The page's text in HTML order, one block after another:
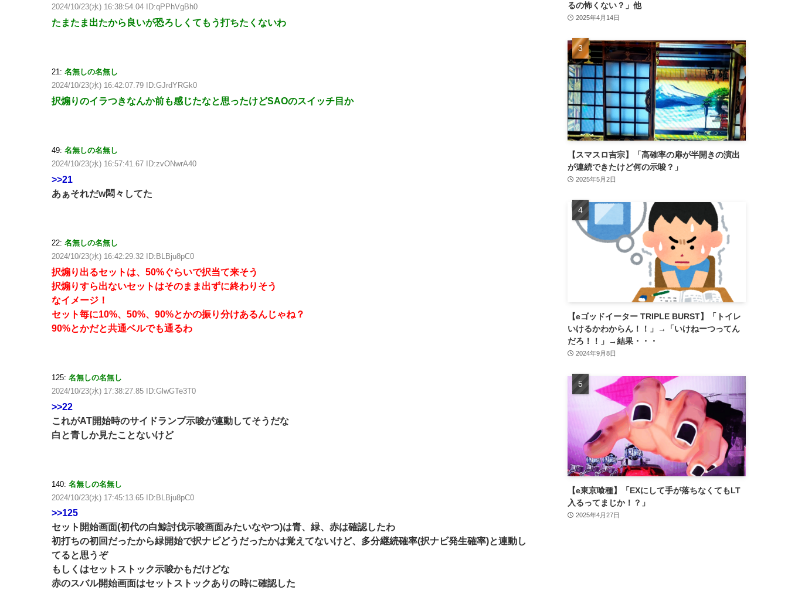
2024/10/23(水) 16:38:54.04 ID:qPPhVgBh0
たまたま出たから良いが恐ろしくてもう打ちたくないわ
21: 名無しの名無し
2024/10/23(水) 16:42:07.79 ID:GJrdYRGk0
択煽りのイラつきなんか前も感じたなと思ったけどSAOのスイッチ目か
49: 名無しの名無し
2024/10/23(水) 16:57:41.67 ID:zvONwrA40
>>21
あぁそれだw悶々してた
22: 名無しの名無し
2024/10/23(水) 16:42:29.32 ID:BLBju8pC0
択煽り出るセットは、50%ぐらいで択当て来そう
択煽りすら出ないセットはそのまま出ずに終わりそう
なイメージ！
セット毎に10%、50%、90%とかの振り分けあるんじゃね？
90%とかだと共通ベルでも通るわ
125: 名無しの名無し
2024/10/23(水) 17:38:27.85 ID:GlwGTe3T0
>>22
これがAT開始時のサイドランプ示唆が連動してそうだな
白と青しか見たことないけど
140: 名無しの名無し
2024/10/23(水) 17:45:13.65 ID:BLBju8pC0
>>125
セット開始画面(初代の白鯨討伐示唆画面みたいなやつ)は青、緑、赤は確認したわ
初打ちの初回だったから緑開始で択ナビどうだったかは覚えてないけど、多分継続確率(択ナビ発生確率)と連動し
てると思うぞ
もしくはセットストック示唆かもだけどな
赤のスバル開始画面はセットストックありの時に確認した
るの怖くない？」他
2025年4月14日
【スマスロ吉宗】「高確率の扉が半開きの演出
が連続できたけど何の示唆？」
2025年5月2日
【eゴッドイーター TRIPLE BURST】「トイレ
いけるかわからん！！」→「いけねーつってん
だろ！！」→結果・・・
2024年9月8日
【e東京喰種】「EXにして手が落ちなくてもLT
入るってまじか！？」
2025年4月27日